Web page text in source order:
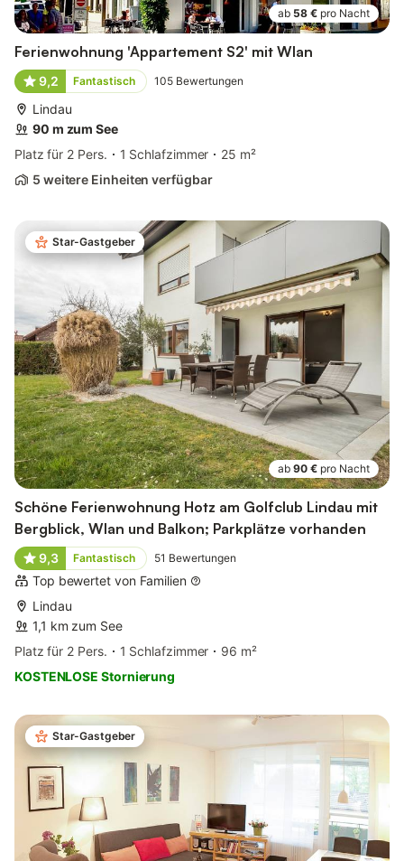
ab 58 € pro Nacht
Ferienwohnung 'Appartement S2' mit Wlan
9,2 Fantastisch 105 Bewertungen
Lindau
90 m zum See
Platz für 2 Pers.
1 Schlafzimmer
25 m²
5 weitere Einheiten verfügbar
Star-Gastgeber
ab 90 € pro Nacht
Schöne Ferienwohnung Hotz am Golfclub Lindau mit
Bergblick, Wlan und Balkon; Parkplätze vorhanden
9,3 Fantastisch 51 Bewertungen
Top bewertet von Familien
Lindau
1,1 km zum See
Platz für 2 Pers.
1 Schlafzimmer
96 m²
KOSTENLOSE Stornierung
Star-Gastgeber